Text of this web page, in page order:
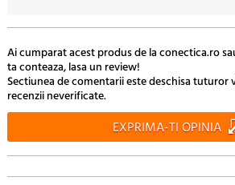
Ai cumparat acest produs de la conectica.ro
ta conteaza, lasa un review!
Sectiunea de comentarii este deschisa
recenzii neverificate.
EXPRIMA-TI OPINIA